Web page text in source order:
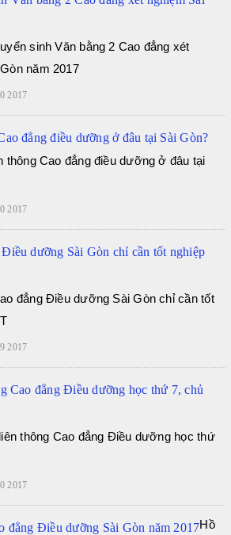
sinh Văn bằng 2 Cao đẳng xét
năm 2017
2017
thông Cao đẳng điều dưỡng ở đâu tại
2017
đẳng Điều dưỡng Sài Gòn chỉ cần tốt
2017
thông Cao đẳng Điều dưỡng học thứ
2017
Hồ